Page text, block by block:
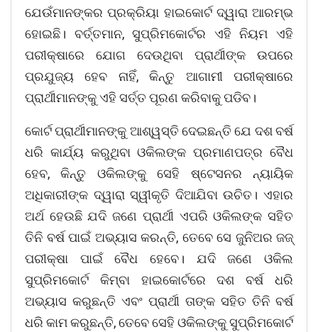
ଯେଉଁମାନଙ୍କର ପ୍ରକ୍ରିୟା ହାଇକୋର୍ଟ ଦ୍ୱାରା ଆରମ୍ଭ
ହୋଇଛି। ବର୍ତ୍ତମାନ, ସୁପ୍ରିମକୋର୍ଟର ଏହି ନିୟମ ଏହି
ପରୀକ୍ଷାରେ ଯୋଗ ଦେଉଥିବା ପ୍ରାର୍ଥୀଙ୍କ ଉପରେ
ପ୍ରଯୁଜ୍ୟ ହେବ ନାହିଁ, କିନ୍ତୁ ଆଗାମୀ ପରୀକ୍ଷାରେ
ପ୍ରାର୍ଥୀମାନଙ୍କୁ ଏହି ସର୍ତ୍ତ ପୂରଣ କରିବାକୁ ପଡିବ।
କୋର୍ଟ ପ୍ରାର୍ଥୀମାନଙ୍କୁ ଆଶ୍ୱସ୍ତି ଦେଇଛନ୍ତି ଯେ ଦଶ ବର୍ଷ
ଧରି କାର୍ଯ୍ୟ କରୁଥିବା ଓକିଲଙ୍କ ପ୍ରମାଣପତ୍ର ବୈଧ
ହେବ, କିନ୍ତୁ ଓକିଲଙ୍କୁ ସେହି ଷ୍ଟେସନର ନ୍ୟାୟିକ
ଅଧିକାରୀଙ୍କ ଦ୍ୱାରା ସ୍ୱୀକୃତି ଦିଆଯିବା ଉଚିତ। ଏହାର
ଅର୍ଥ ହେଉଛି ଯଦି ଜଣେ ପ୍ରାର୍ଥୀ ଏପରି ଓକିଲଙ୍କ ସହିତ
ତିନି ବର୍ଷ ପାଇଁ ଅଭ୍ୟାସ କରନ୍ତି, ତେବେ ସେ ଜୁନିଅର ଜଜ୍
ପରୀକ୍ଷା ପାଇଁ ବୈଧ ହେବେ। ଯଦି ଜଣେ ଓକିଲ
ସୁପ୍ରିମକୋର୍ଟ କିମ୍ବା ହାଇକୋର୍ଟରେ ଦଶ ବର୍ଷ ଧରି
ଅଭ୍ୟାସ କରୁଛନ୍ତି ଏବଂ ପ୍ରାର୍ଥୀ ତାଙ୍କ ସହିତ ତିନି ବର୍ଷ
ଧରି କାମ କରୁଛନ୍ତି, ତେବେ ସେହି ଓକିଲଙ୍କୁ ସୁପ୍ରିମକୋର୍ଟ